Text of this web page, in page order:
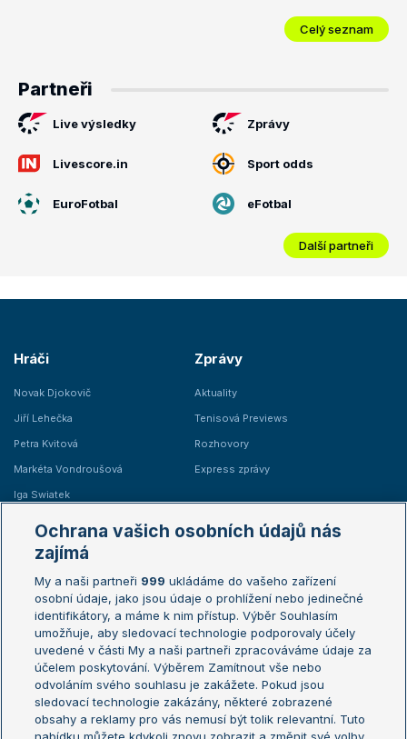
Celý seznam
Partneři
Live výsledky Zprávy
Livescore.in Sport odds
EuroFotbal eFotbal
Další partneři
Hráči
Novak Djokovič
Jiří Lehečka
Petra Kvitová
Markéta Vondroušová
Iga Swiatek
Zprávy
Aktuality
Tenisová Previews
Rozhovory
Express zprávy
Žebříčky
Žebříček ATP (muži)
Žebříček WTA (ženy)
Sázkařský žebříček
Australian Open
French Open
Wimbledon
US Open
Turnaj mistrů
Turnaj mistryň
Ochrana vašich osobních údajů nás
zajímá
My a naši partneři 999 ukládáme do vašeho zařízení
osobní údaje, jako jsou údaje o prohlížení nebo jedinečné
identifikátory, a máme k nim přístup. Výběr Souhlasím
umožňuje, aby sledovací technologie podporovaly účely
uvedené v části My a naši partneři zpracováváme údaje za
účelem poskytování. Výběrem Zamítnout vše nebo
odvoláním svého souhlasu je zakážete. Pokud jsou
sledovací technologie zakázány, některé zobrazené
obsahy a reklamy pro vás nemusí být tolik relevantní. Tuto